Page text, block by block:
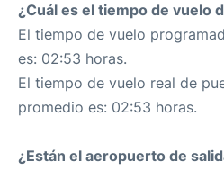
¿Cuál es el tiempo de vuelo
El tiempo de vuelo
es: 02:53 horas.
El tiempo de vuelo real de
promedio es: 02:53 horas.
¿Están el aeropuerto de